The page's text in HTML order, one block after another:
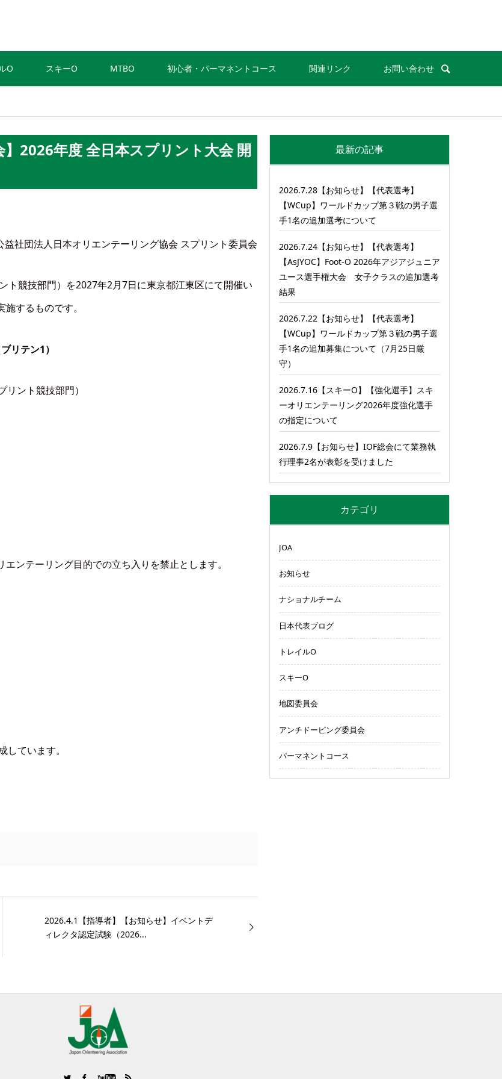
O スキーO MTBO 初心者・パーマネントコース 関連リンク お問い合わせ
2026年度 全日本スプリント大会 開
益社団法人日本オリエンテーリング協会 スプリント委員会
ト競技部門）を2027年2月7日に東京都江東区にて開催い
するものです。
リテン1）
ント競技部門）
ンテーリング目的での立ち入りを禁止とします。
しています。
2026.4.1【指導者】【お知らせ】イベントデ
ィレクタ認定試験（2026...
最新の記事
2026.7.28【お知らせ】【代表選考】
【WCup】ワールドカップ第３戦の男子選
手1名の追加選考について
2026.7.24【お知らせ】【代表選考】
【AsJYOC】Foot-O 2026年アジアジュニア
ユース選手権大会 女子クラスの追加選考
結果
2026.7.22【お知らせ】【代表選考】
【WCup】ワールドカップ第３戦の男子選
手1名の追加募集について（7月25日厳
守）
2026.7.16【スキーO】【強化選手】スキ
ーオリエンテーリング2026年度強化選手
の指定について
2026.7.9【お知らせ】IOF総会にて業務執
行理事2名が表彰を受けました
カテゴリ
JOA
お知らせ
ナショナルチーム
日本代表ブログ
トレイルO
スキーO
地図委員会
アンチドーピング委員会
パーマネントコース